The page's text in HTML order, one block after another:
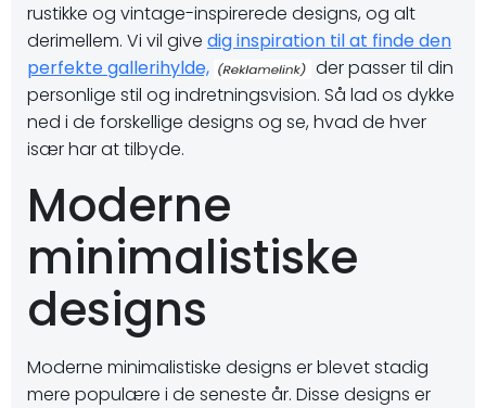
rustikke og vintage-inspirerede designs, og alt
derimellem. Vi vil give dig inspiration til at finde den
perfekte gallerihylde,
der passer til din
personlige stil og indretningsvision. Så lad os dykke
ned i de forskellige designs og se, hvad de hver
især har at tilbyde.
Moderne
minimalistiske
designs
Moderne minimalistiske designs er blevet stadig
mere populære i de seneste år. Disse designs er